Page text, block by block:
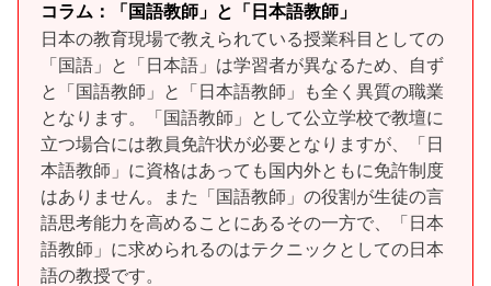
コラム：「国語教師」と「日本語教師」
日本の教育現場で教えられている授業科目としての
「国語」と「日本語」は学習者が異なるため、自ず
と「国語教師」と「日本語教師」も全く異質の職業
となります。「国語教師」として公立学校で教壇に
立つ場合には教員免許状が必要となりますが、「日
本語教師」に資格はあっても国内外ともに免許制度
はありません。また「国語教師」の役割が生徒の言
語思考能力を高めることにあるその一方で、「日本
語教師」に求められるのはテクニックとしての日本
語の教授です。